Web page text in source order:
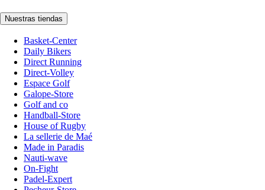
Nuestras tiendas
Basket-Center
Daily Bikers
Direct Running
Direct-Volley
Espace Golf
Galope-Store
Golf and co
Handball-Store
House of Rugby
La sellerie de Maé
Made in Paradis
Nauti-wave
On-Fight
Padel-Expert